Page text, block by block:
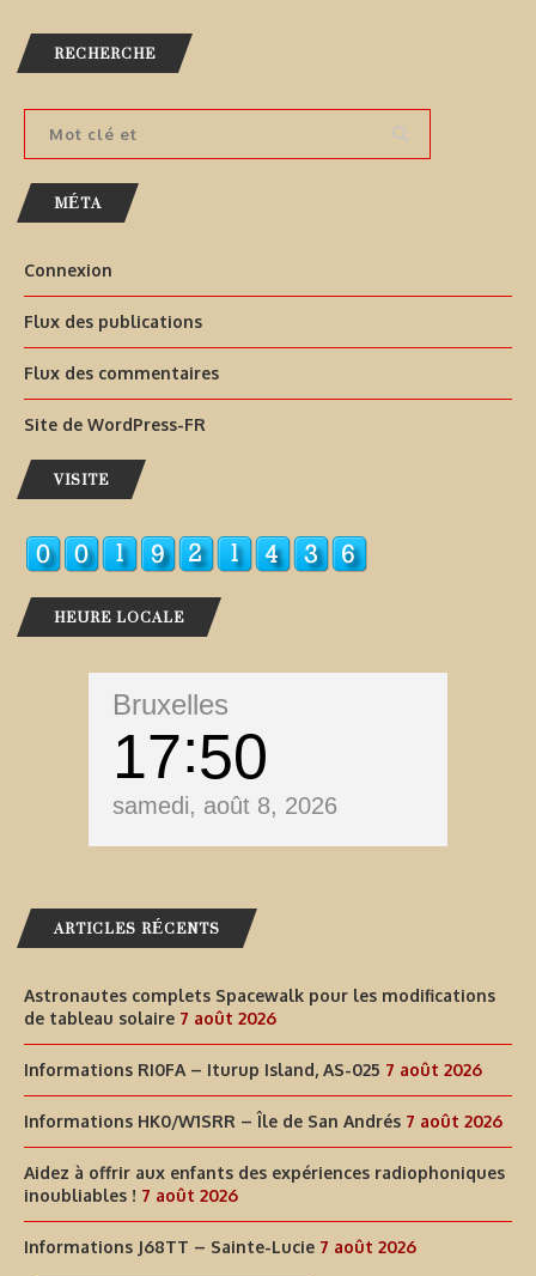
RECHERCHE
MÉTA
Connexion
Flux des publications
Flux des commentaires
Site de WordPress-FR
VISITE
HEURE LOCALE
Bruxelles
17 50
samedi, août 8, 2026
ARTICLES RÉCENTS
Astronautes complets Spacewalk pour les modifications
de tableau solaire 7 août 2026
Informations RI0FA – Iturup Island, AS-025 7 août 2026
Informations HK0/W1SRR – Île de San Andrés 7 août 2026
Aidez à offrir aux enfants des expériences radiophoniques
inoubliables ! 7 août 2026
Informations J68TT – Sainte-Lucie 7 août 2026